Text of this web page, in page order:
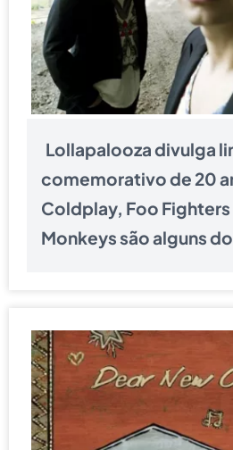
Lollapalooza divulga
comemorativo de 20
Coldplay, Foo
Monkeys são alguns